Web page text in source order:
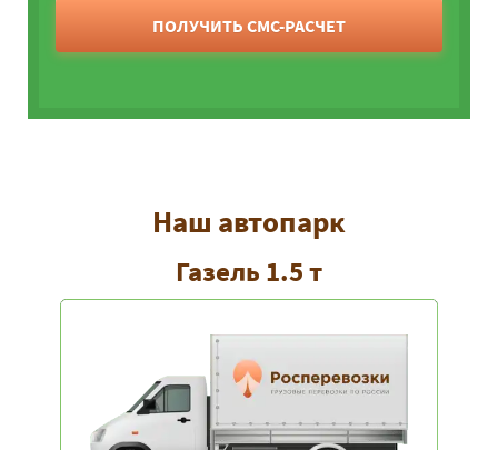
ПОЛУЧИТЬ СМС-РАСЧЕТ
Наш автопарк
Газель 1.5 т